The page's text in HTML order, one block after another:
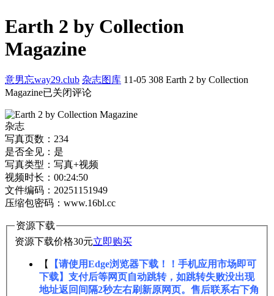
Earth 2 by Collection
Magazine
意男忘way29.club 杂志图库 11-05 308 Earth 2 by Collection
Magazine已关闭评论
杂志
写真页数：234
是否全见：是
写真类型：写真+视频
视频时长：00:24:50
文件编码：20251151949
压缩包密码：www.16bl.cc
资源下载
资源下载价格30元立即购买
【
【请使用Edge浏览器下载！！手机应用市场即可
下载】支付后等网页自动跳转，如跳转失败没出现
地址返回间隔2秒左右刷新原网页。售后联系右下角